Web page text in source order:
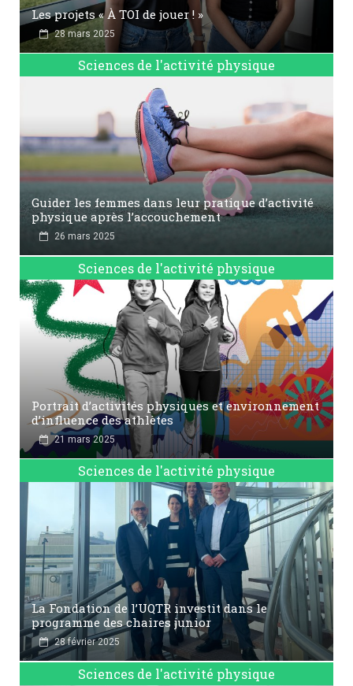
Les projets « À TOI de jouer ! »
28 mars 2025
Sciences de l'activité physique
Guider les femmes dans leur pratique d’activité
physique après l’accouchement
26 mars 2025
Sciences de l'activité physique
Portrait d’activités physiques et environnement
d’influence des athlètes
21 mars 2025
Sciences de l'activité physique
La Fondation de l’UQTR investit dans le
programme des chaires junior
28 février 2025
Sciences de l'activité physique